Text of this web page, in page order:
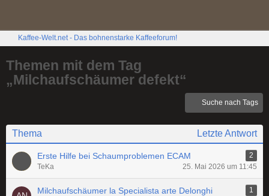
Kaffee-Welt.net - Das bohnenstarke Kaffeeforum!
Themen mit dem Tag
„Milchaufschäumer defekt“
Suche nach Tags
Thema Letzte Antwort
Erste Hilfe bei Schaumproblemen ECAM
2
TeKa
25. Mai 2026 um 11:45
Milchaufschäumer la Specialista arte Delonghi
1